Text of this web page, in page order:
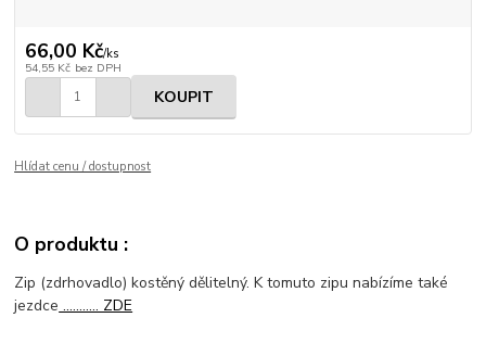
66,00 Kč/ks
54,55 Kč bez DPH
KOUPIT
Hlídat cenu / dostupnost
O produktu :
Zip (zdrhovadlo) kostěný dělitelný. K tomuto zipu nabízíme také
jezdce ........... ZDE